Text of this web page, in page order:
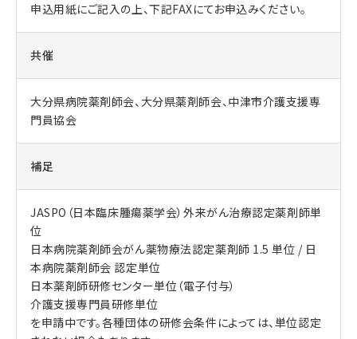
申込用紙にご記入の上、下記FAXにてお申込みください。
共催
大分県病院薬剤師会、大分県薬剤師会、中津市介護支援専
門員協会
補足
JASPO（日本臨床腫瘍薬学会）外来がん治療認定薬剤師単
位
日本病院薬剤師会がん薬物療法認定薬剤師 1.5 単位 / 日
本病院薬剤師会 認定単位
日本薬剤師研修センター単位（電子付与）
介護支援専門員研修単位
を申請中です。各種団体の研修会条件によっては、単位認定